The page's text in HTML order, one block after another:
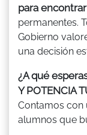
para
permanentes.
Gobierno
una decisión
¿A qué
Y POTENCIA
Contamos con
alumnos que